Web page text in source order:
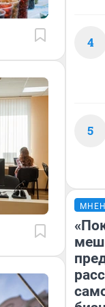
4
5